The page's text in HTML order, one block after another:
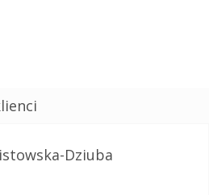
Dziuba
to 5 na 5 gwiazdek.